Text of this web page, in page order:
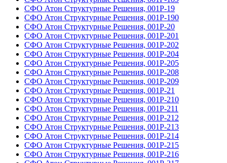
СФО Атон Структурные Решения, 001Р-19
СФО Атон Структурные Решения, 001Р-190
СФО Атон Структурные Решения, 001Р-20
СФО Атон Структурные Решения, 001Р-201
СФО Атон Структурные Решения, 001Р-202
СФО Атон Структурные Решения, 001Р-204
СФО Атон Структурные Решения, 001Р-205
СФО Атон Структурные Решения, 001Р-208
СФО Атон Структурные Решения, 001Р-209
СФО Атон Структурные Решения, 001Р-21
СФО Атон Структурные Решения, 001Р-210
СФО Атон Структурные Решения, 001Р-211
СФО Атон Структурные Решения, 001Р-212
СФО Атон Структурные Решения, 001Р-213
СФО Атон Структурные Решения, 001Р-214
СФО Атон Структурные Решения, 001Р-215
СФО Атон Структурные Решения, 001Р-216